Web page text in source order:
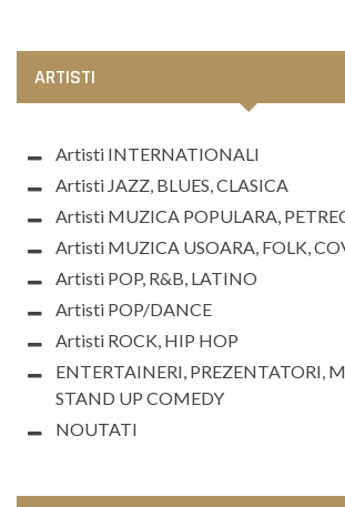
ARTISTI
Artisti INTERNATIONALI
Artisti JAZZ, BLUES, CLASICA
Artisti MUZICA POPULARA,
Artisti MUZICA USOARA, FOLK,
Artisti POP, R&B, LATINO
Artisti POP/DANCE
Artisti ROCK, HIP HOP
ENTERTAINERI, PREZENTATORI,
STAND UP COMEDY
NOUTATI